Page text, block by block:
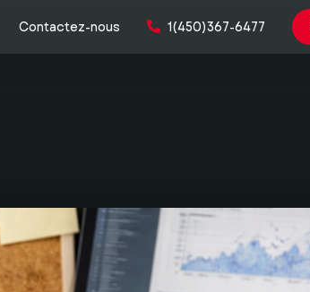
Contactez-nous 1(450)367-6477